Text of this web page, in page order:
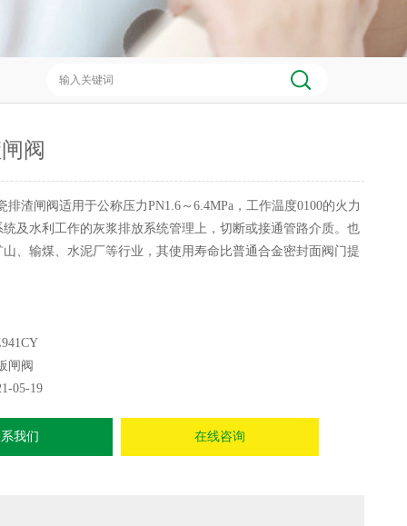
阀
排渣闸阀适用于公称压力PN1.6～6.4MPa，工作温度0100的火力
统及水利工作的灰浆排放系统管理上，切断或接通管路介质。也
、输煤、水泥厂等行业，其使用寿命比普通合金密封面阀门提
闸阀
05-19
我们 在线咨询